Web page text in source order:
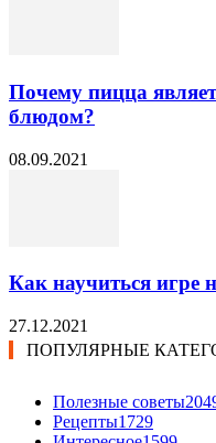
Почему пицца
блюдом?
08.09.2021
Как научиться игре
27.12.2021
ПОПУЛЯРНЫЕ
Полезные советы
Рецепты1729